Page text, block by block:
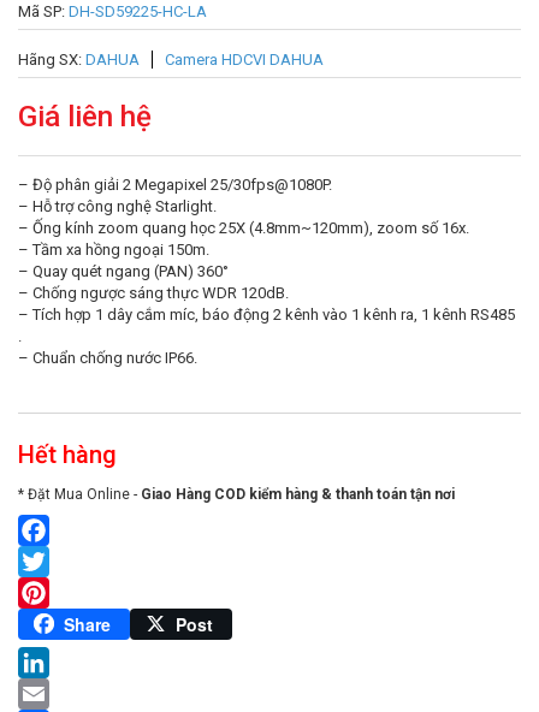
Mã SP: DH-SD59225-HC-LA
Hãng SX: DAHUA Camera HDCVI DAHUA
Giá liên hệ
– Độ phân giải 2 Megapixel 25/30fps@1080P.
– Hỗ trợ công nghệ Starlight.
– Ống kính zoom quang học 25X (4.8mm~120mm), zoom số 16x.
– Tầm xa hồng ngoại 150m.
– Quay quét ngang (PAN) 360°
– Chống ngược sáng thực WDR 120dB.
– Tích hợp 1 dây cắm míc, báo động 2 kênh vào 1 kênh ra, 1 kênh RS485
– Chuẩn chống nước IP66.
Hết hàng
* Đặt Mua Online - Giao Hàng COD kiểm hàng & thanh toán tận nơi
Facebook
Twitter
Pinterest
Share Post
LinkedIn